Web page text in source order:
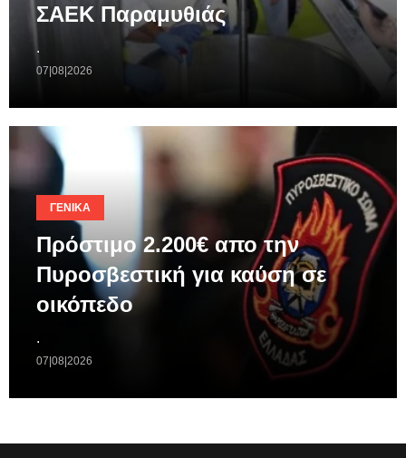
ΣΑΕΚ Παραμυθιάς
.
07|08|2026
ΓΕΝΙΚΆ
Πρόστιμο 2.200€ απο την
Πυροσβεστική για καύση σε
οικόπεδο
.
07|08|2026